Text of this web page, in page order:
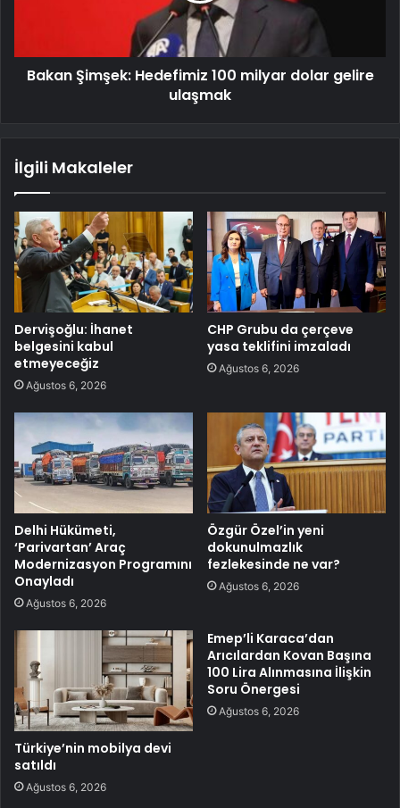
Bakan Şimşek: Hedefimiz 100 milyar dolar gelire
ulaşmak
İlgili Makaleler
Dervişoğlu: İhanet
belgesini kabul
etmeyeceğiz
Ağustos 6, 2026
CHP Grubu da çerçeve
yasa teklifini imzaladı
Ağustos 6, 2026
Delhi Hükümeti,
‘Parivartan’ Araç
Modernizasyon Programını
Onayladı
Ağustos 6, 2026
Özgür Özel’in yeni
dokunulmazlık
fezlekesinde ne var?
Ağustos 6, 2026
Türkiye’nin mobilya devi
satıldı
Ağustos 6, 2026
Emep’li Karaca’dan
Arıcılardan Kovan Başına
100 Lira Alınmasına İlişkin
Soru Önergesi
Ağustos 6, 2026